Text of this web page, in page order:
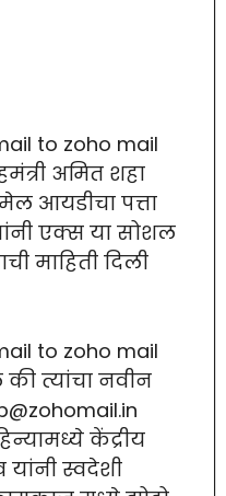
to zoho mail
अमित शहा
आयडीचा पत्ता
एक्स या सोशल
माहिती दिली
to zoho mail
त्यांचा नवीन
केंद्रीय
यांनी स्वदेशी